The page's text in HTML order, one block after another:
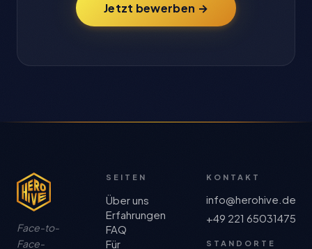
Jetzt bewerben →
Face-to-
Face-
SEITEN
Über uns
Erfahrungen
FAQ
Für
KONTAKT
info@herohive.de
+49 221 65031475
STANDORTE